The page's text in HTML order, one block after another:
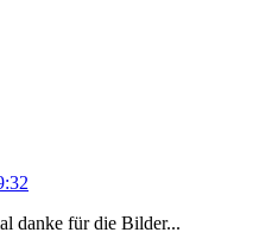
danke für die Bilder...